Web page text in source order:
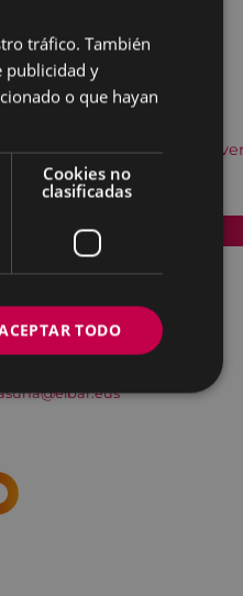
Descargar el
Accesibilidad
BASQUE
tráfico. También
publicidad y
o que hayan
Cookies no
clasificadas
TODO